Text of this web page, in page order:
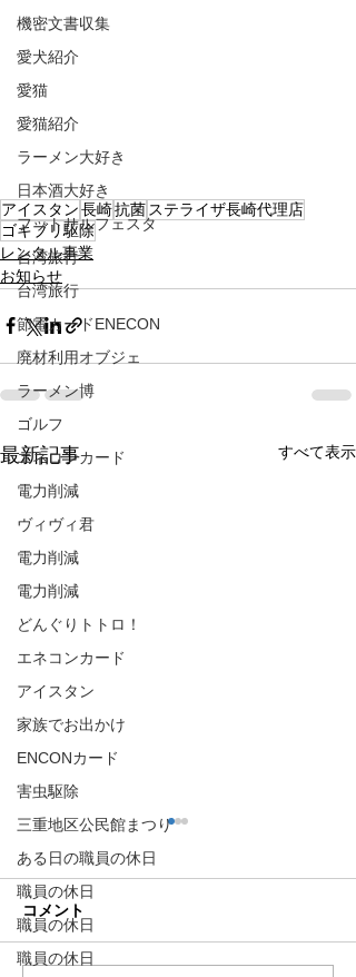
機密文書収集
愛犬紹介
愛猫
愛猫紹介
ラーメン大好き
日本酒大好き
フットサルフェスタ
台湾旅行
台湾旅行
節電カードENECON
廃材利用オブジェ
ラーメン博
ゴルフ
エネコンカード
電力削減
ヴィヴィ君
電力削減
電力削減
どんぐりトトロ！
エネコンカード
アイスタン
家族でお出かけ
ENCONカード
害虫駆除
三重地区公民館まつり
ある日の職員の休日
職員の休日
職員の休日
職員の休日
アイスタン 長崎抗菌 ステライザ長崎代理店
ゴキブリ駆除
レンタル事業
お知らせ
最新記事 すべて表示
コメント